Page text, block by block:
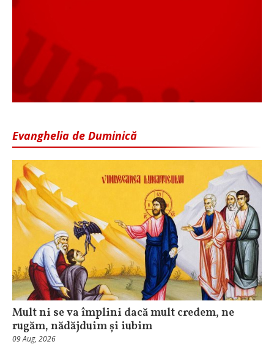
Evanghelia de Duminică
Mult ni se va împlini dacă mult credem, ne
rugăm, nădăjduim și iubim
09 Aug, 2026